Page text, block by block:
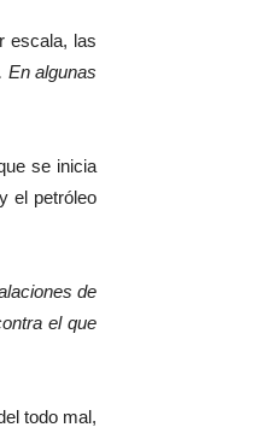
escala, las
En algunas
se inicia
el petróleo
de
el que
todo mal,